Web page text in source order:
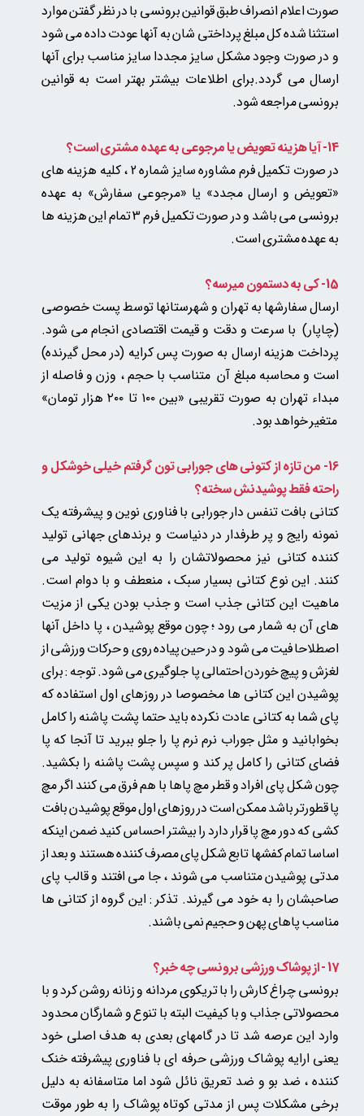
صورت اعلام انصراف طبق قوانین برونسی با در نظر گفتن موارد
استثنا شده کل مبلغ پرداختی شان به آنها عودت داده می شود
و در صورت وجود مشکل سایز مجددا سایز مناسب برای آنها
ارسال می گردد.برای اطلاعات بیشتر بهتر است به قوانین
برونسی مراجعه شود.
14- آیا هزینه تعویض یا مرجوعی به عهده مشتری است؟
در صورت تکمیل فرم مشاوره سایز شماره 2 ، کلیه هزینه های
«تعویض و ارسال مجدد» یا «مرجوعی سفارش» به عهده
برونسی می باشد و در صورت تکمیل فرم 3 تمام این هزینه ها
به عهده مشتری است.
15- کی به دستمون میرسه؟
ارسال سفارشها به تهران و شهرستانها توسط پست خصوصی
(چاپار) با سرعت و دقت و قیمت اقتصادی انجام می شود.
پرداخت هزینه ارسال به صورت پس کرایه (در محل گیرنده)
است و محاسبه مبلغ آن متناسب با حجم ، وزن و فاصله از
مبداء تهران به صورت تقریبی «بین ۱۰۰ تا ۲۰۰ هزار تومان»​​​​​​​
متغیر خواهد بود.​​​​​​​
16- من تازه از کتونی های جورابی تون گرفتم خیلی خوشکل و
راحته فقط پوشیدنش سخته؟
کتانی بافت تنفس دار جورابی با فناوری نوین و پیشرفته یک
نمونه رایج و پر طرفدار در دنیاست و برندهای جهانی تولید
کننده کتانی نیز محصولاتشان را به این شیوه تولید می
کنند. این نوع کتانی بسیار سبک ، منعطف و با دوام است.
ماهیت این کتانی جذب است و جذب بودن یکی از مزیت
های آن به شمار می رود ؛ چون موقع پوشیدن ، پا داخل آنها
اصطلاحا فیت می شود و در حین پیاده روی و حرکات ورزشی از
لغزش و پیچ خوردن احتمالی پا جلوگیری می شود. توجه : برای
پوشیدن این کتانی ها مخصوصا در روزهای اول استفاده که
پای شما به کتانی عادت نکرده باید حتما پشت پاشنه را کامل
بخوابانید و مثل جوراب نرم نرم پا را جلو ببرید تا آنجا که پا
فضای کتانی را کامل پر کند و سپس پشت پاشنه را بکشید.
چون شکل پای افراد و قطر مچ پاها با هم فرق می کنند اگر مچ
پا قطورتر باشد ممکن است در روزهای اول موقع پوشیدن بافت
کشی که دور مچ پا قرار دارد را بیشتر احساس کنید ضمن اینکه
اساسا تمام کفشها تابع شکل پای مصرف کننده هستند و بعد از
مدتی پوشیدن متناسب می شوند ، جا می افتند و قالب پای
صاحبشان را به خود می گیرند. تذکر : این گروه از کتانی ها
مناسب پاهای پهن و حجیم نمی باشند.
17 - از پوشاک ورزشی برونسی چه خبر؟
برونسی چراغ کارش را با تریکوی مردانه و زنانه روشن کرد و با
محصولاتی جذاب و با کیفیت البته با تنوع و شمارگان محدود
وارد این عرصه شد تا در گامهای بعدی به هدف اصلی خود
یعنی ارایه پوشاک ورزشی حرفه ای با فناوری پیشرفته خنک
کننده ، ضد بو و ضد تعریق نائل شود اما متاسفانه به دلیل
برخی مشکلات پس از مدتی کوتاه پوشاک را به طور موقت